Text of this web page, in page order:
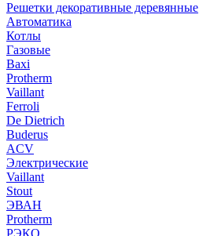
Решетки декоративные деревянные
Автоматика
Котлы
Газовые
Baxi
Protherm
Vaillant
Ferroli
De Dietrich
Buderus
ACV
Электрические
Vaillant
Stout
ЭВАН
Protherm
РЭКО